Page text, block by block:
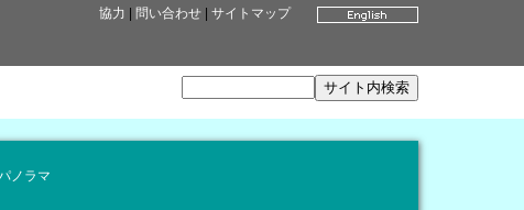
協力 問い合わせ サイトマップ
ノラマ